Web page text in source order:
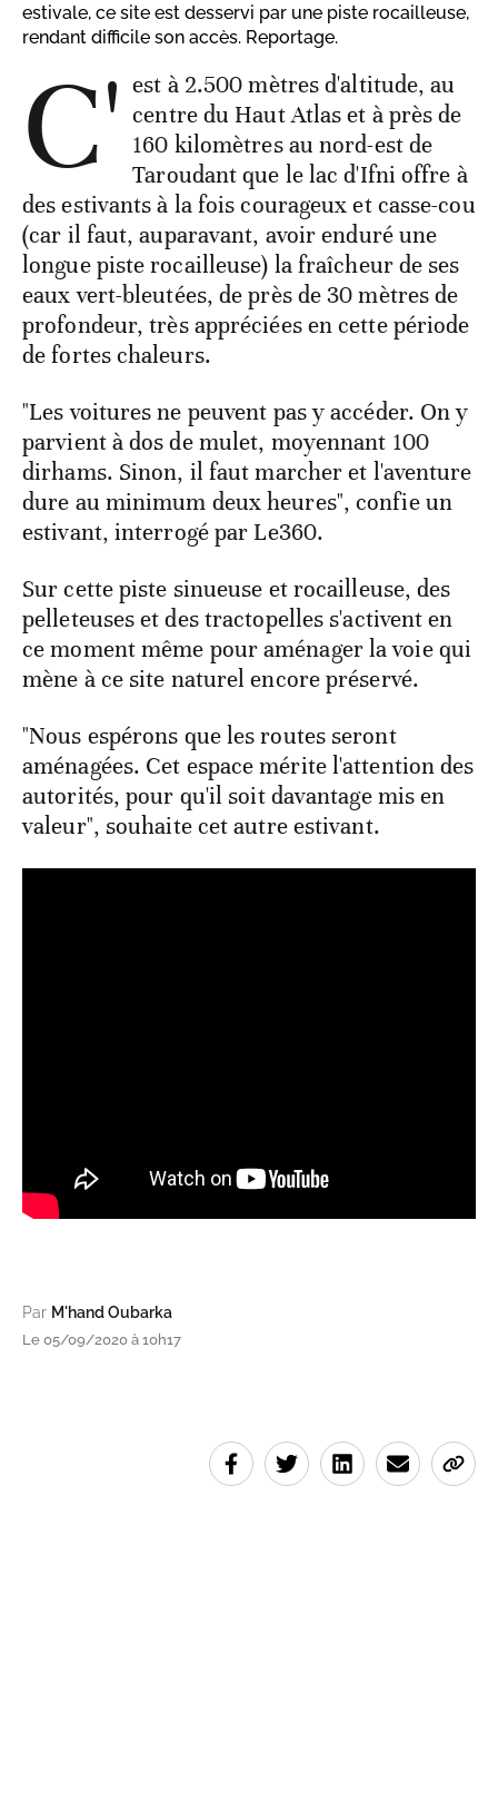
estivale, ce site est desservi par une piste rocailleuse,
rendant difficile son accès. Reportage.
C' est à 2.500 mètres d'altitude, au
centre du Haut Atlas et à près de
160 kilomètres au nord-est de
Taroudant que le lac d'Ifni offre à
des estivants à la fois courageux et casse-cou
(car il faut, auparavant, avoir enduré une
longue piste rocailleuse) la fraîcheur de ses
eaux vert-bleutées, de près de 30 mètres de
profondeur, très appréciées en cette période
de fortes chaleurs.
"Les voitures ne peuvent pas y accéder. On y
parvient à dos de mulet, moyennant 100
dirhams. Sinon, il faut marcher et l'aventure
dure au minimum deux heures", confie un
estivant, interrogé par Le360.
Sur cette piste sinueuse et rocailleuse, des
pelleteuses et des tractopelles s'activent en
ce moment même pour aménager la voie qui
mène à ce site naturel encore préservé.
"Nous espérons que les routes seront
aménagées. Cet espace mérite l'attention des
autorités, pour qu'il soit davantage mis en
valeur", souhaite cet autre estivant.
Par M'hand Oubarka
Le 05/09/2020 à 10h17